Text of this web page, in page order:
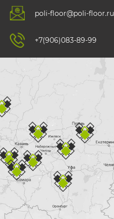
poli-floor@poli-floor.ru
+7(906)083-89-99